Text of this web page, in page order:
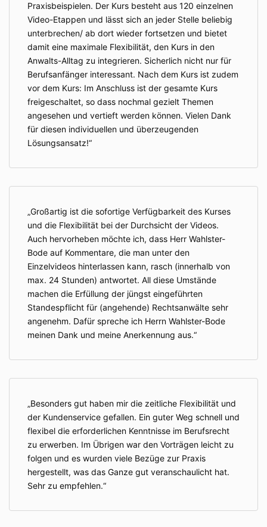
Praxisbeispielen. Der Kurs besteht aus 120 einzelnen
Video-Etappen und lässt sich an jeder Stelle beliebig
unterbrechen/ ab dort wieder fortsetzen und bietet
damit eine maximale Flexibilität, den Kurs in den
Anwalts-Alltag zu integrieren. Sicherlich nicht nur für
Berufsanfänger interessant. Nach dem Kurs ist zudem
vor dem Kurs: Im Anschluss ist der gesamte Kurs
freigeschaltet, so dass nochmal gezielt Themen
angesehen und vertieft werden können. Vielen Dank
für diesen individuellen und überzeugenden
Lösungsansatz!
Großartig ist die sofortige Verfügbarkeit des Kurses
und die Flexibilität bei der Durchsicht der Videos.
Auch hervorheben möchte ich, dass Herr Wahlster-
Bode auf Kommentare, die man unter den
Einzelvideos hinterlassen kann, rasch (innerhalb von
max. 24 Stunden) antwortet. All diese Umstände
machen die Erfüllung der jüngst eingeführten
Standespflicht für (angehende) Rechtsanwälte sehr
angenehm. Dafür spreche ich Herrn Wahlster-Bode
meinen Dank und meine Anerkennung aus.
Besonders gut haben mir die zeitliche Flexibilität und
der Kundenservice gefallen. Ein guter Weg schnell und
flexibel die erforderlichen Kenntnisse im Berufsrecht
zu erwerben. Im Übrigen war den Vorträgen leicht zu
folgen und es wurden viele Bezüge zur Praxis
hergestellt, was das Ganze gut veranschaulicht hat.
Sehr zu empfehlen.